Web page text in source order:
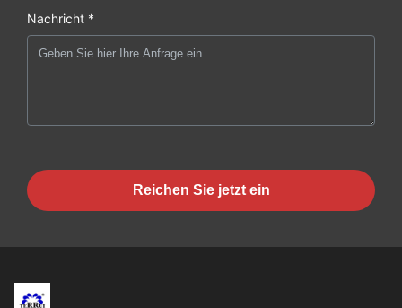
Nachricht *
Reichen Sie jetzt ein